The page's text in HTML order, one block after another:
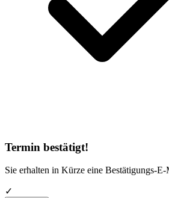
Termin bestätigt!
Sie erhalten in Kürze eine Bestätigungs-
✓